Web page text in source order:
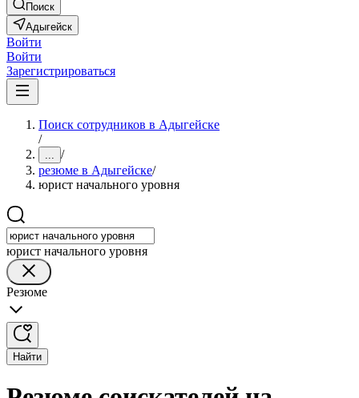
Поиск
Адыгейск
Войти
Войти
Зарегистрироваться
Поиск сотрудников в Адыгейске
/
... /
резюме в Адыгейске/
юрист начального уровня
юрист начального уровня
Резюме
Найти